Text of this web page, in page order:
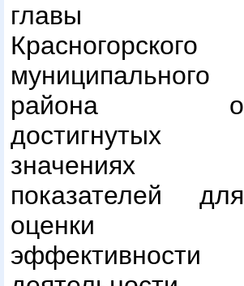
главы
Красногорского
муниципального
района о
достигнутых
значениях
показателей для
оценки
эффективности